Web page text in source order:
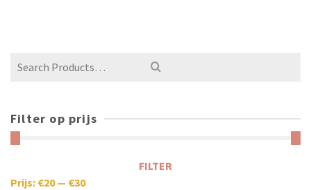
Filter op prijs
FILTER
Prijs: €20— €30